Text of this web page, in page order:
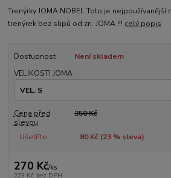
Trenýrky JOMA NOBEL Toto je
trenýrek bez slipů od zn. JOMA !!! celý popis
Dostupnost
Není skladem
VELIKOSTI JOMA
Cena před
slevou
350 Kč
Ušetříte 80 Kč (23% sleva)
270 Kč/ks
223 Kč bez DPH